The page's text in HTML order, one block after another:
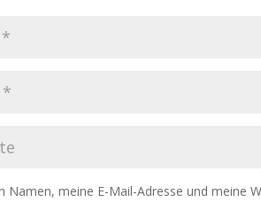
Namen, meine E-Mail-Adresse und meine